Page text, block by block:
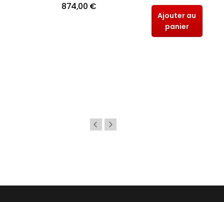
874,00 €
Ajouter au
panier